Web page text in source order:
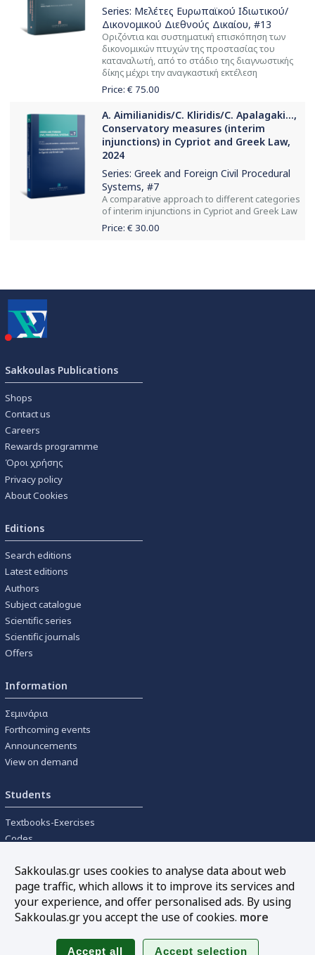
Series: Μελέτες Ευρωπαϊκού Ιδιωτικού/
Δικονομικού Διεθνούς Δικαίου, #13
Οριζόντια και συστηματική επισκόπηση των
δικονομικών πτυχών της προστασίας του
καταναλωτή, από το στάδιο της διαγνωστικής
δίκης μέχρι την αναγκαστική εκτέλεση
Price: € 75.00
A. Aimilianidis/C. Kliridis/C. Apalagaki...,
Conservatory measures (interim
injunctions) in Cypriot and Greek Law,
2024
Series: Greek and Foreign Civil Procedural
Systems, #7
A comparative approach to different categories
of interim injunctions in Cypriot and Greek Law
Price: € 30.00
Sakkoulas Publications
Shops
Contact us
Careers
Rewards programme
Όροι χρήσης
Privacy policy
About Cookies
Editions
Search editions
Latest editions
Authors
Subject catalogue
Scientific series
Scientific journals
Offers
Information
Σεμινάρια
Forthcoming events
Announcements
View on demand
Students
Textbooks-Exercises
Codes
Tools
Online interest calculation
Sakkoulas.gr uses cookies to analyse data about web
page traffic, which allows it to improve its services and
your experience, and offer personalised ads. By using
Sakkoulas.gr you accept the use of cookies. more